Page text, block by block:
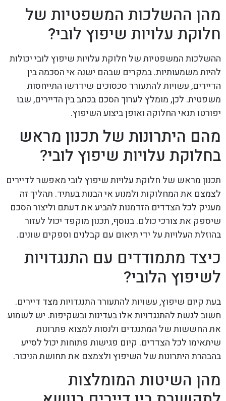
מהן ההשלכות המשפטיות של
חלוקת עלויות שיפוץ לובי?
ההשלכות המשפטיות של חלוקת עלויות שיפוץ לובי יכולות
להיות משמעותיות. במקרים שבהם ישנה אי הסכמה בין
הדיירים, עשויות להתעורר סכסוכים שידרשו התייחסות
משפטית. לכן, מומלץ לערוך הסכם בכתב בין הדיירים, שבו
יפורטו תנאי החלוקה ואופן ביצוע השיפוץ.
מהם היתרונות של תכנון מראש
בחלוקת עלויות שיפוץ לובי?
תכנון מראש של חלוקת עלויות שיפוץ לובי מאפשר לדיירים
לצמצם את המחלוקות ולמנוע אי הבנות בעתיד. תהליך זה
מעניק לכל הצדדים הזדמנות להביע את דעתם וליצור הסכם
שיספק את צורכי כולם. בנוסף, תכנון מוקפד יכול לעזור
בהוזלת העלויות על ידי תיאום עם קבלנים וספקים שונים.
כיצד מתמודדים עם התנגדויות
לשיפוץ הלובי?
בעת קיום שיפוץ, עשויות להתעורר התנגדויות מצד דיירים.
חשוב לגשת להתנגדויות אלו בעדינות ובשקיפות. יש לשמוע
את החששות של המתנגדים ולנסות למצוא פתרונות
שיתאימו לכל הצדדים. קיום פגישות פתוחות יכול לסייע
בהבהרת היתרונות של השיפוץ ולצמצם את תחושת הניכור.
מהן השיטות המומלצות